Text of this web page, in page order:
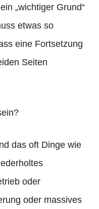
„wichtiger Grund“
etwas so
eine Fortsetzung
Seiten
das oft Dinge wie
oder
oder massives